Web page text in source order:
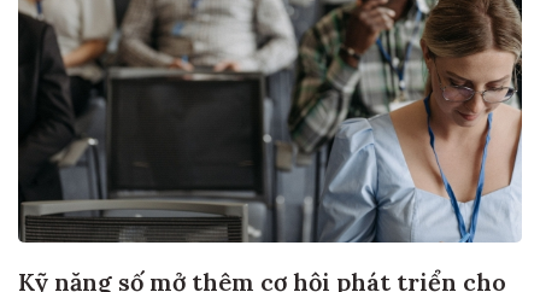
Kỹ năng số mở thêm cơ hội phát triển cho